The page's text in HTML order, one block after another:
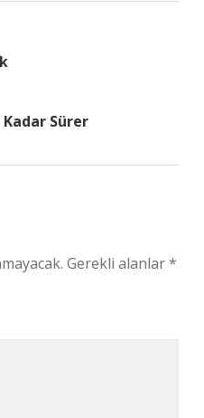
Sürer
Gerekli alanlar*